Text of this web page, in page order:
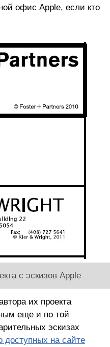
офис Apple, если кто
с эскизов Apple
их проекта
еще и по той
эскизах
доступных на сайте